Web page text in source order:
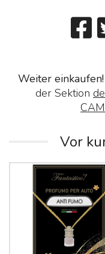
Weiter einkaufen!
der Sektion
Vor